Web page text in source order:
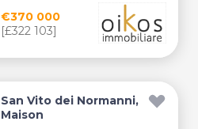
€370 000
[£322 103]
San Vito dei Normanni,
Maison